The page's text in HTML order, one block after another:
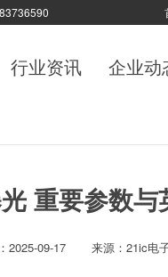
行业资讯 企业动
重要参数与
2025-09-17 来源：21ic电